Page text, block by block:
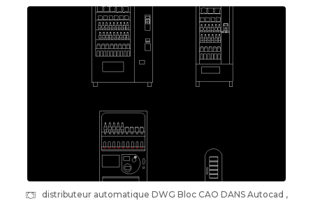
distributeur automatique DWG Bloc CAO DANS Autocad ,